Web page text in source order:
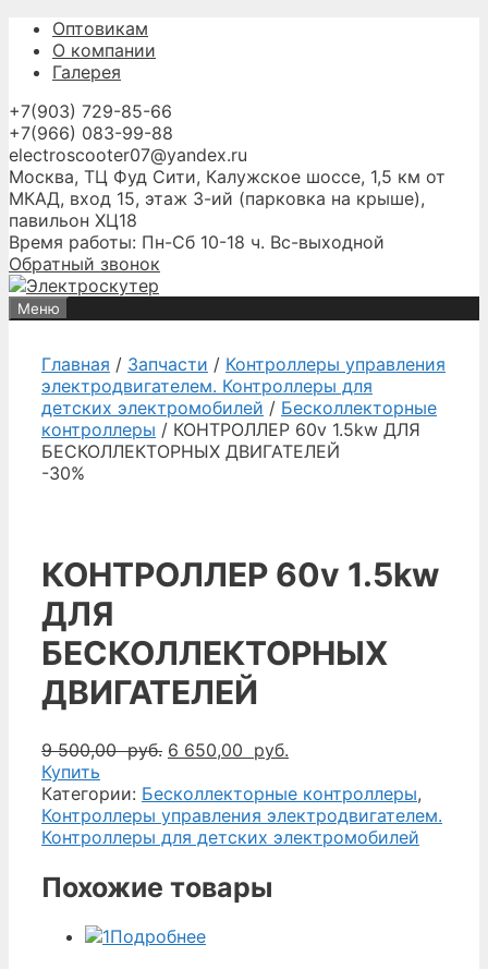
Перейти
содержимому
Оптовикам
О компании
Галерея
+7(903) 729-85-66
+7(966) 083-99-88
electroscooter07@yandex.ru
Москва, ТЦ Фуд Сити, Калужское шоссе, 1,5 км от
МКАД, вход 15, этаж 3-ий (парковка на крыше),
павильон ХЦ18
Время работы: Пн-Сб 10-18 ч. Вс-выходной
Обратный звонок
Меню
Главная / Запчасти / Контроллеры управления
электродвигателем. Контроллеры для
детских электромобилей / Бесколлекторные
контроллеры / КОНТРОЛЛЕР 60v 1.5kw ДЛЯ
БЕСКОЛЛЕКТОРНЫХ ДВИГАТЕЛЕЙ
-30%
КОНТРОЛЛЕР 60v 1.5kw
ДЛЯ
БЕСКОЛЛЕКТОРНЫХ
ДВИГАТЕЛЕЙ
9 500,00руб. Первоначальная
составляла
9
500,00
6 650,00 руб.
6
650,00
руб..
Купить
Категории: Бесколлекторные контроллеры,
Контроллеры управления электродвигателем.
Контроллеры для детских электромобилей
Похожие товары
Подробнее